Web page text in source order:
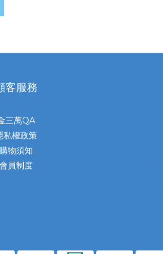
客服務
三萬QA
私權政策
購物須知
會員制度